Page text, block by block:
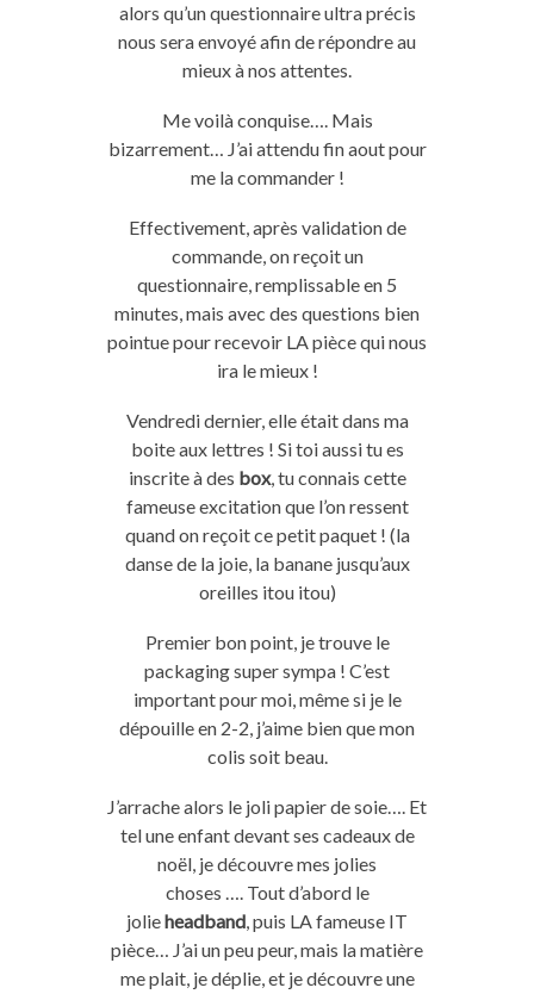
alors qu’un questionnaire ultra précis
nous sera envoyé afin de répondre au
mieux à nos attentes.
Me voilà conquise…. Mais
bizarrement… J’ai attendu fin aout pour
me la commander !
Effectivement, après validation de
commande, on reçoit un
questionnaire, remplissable en 5
minutes, mais avec des questions bien
pointue pour recevoir LA pièce qui nous
ira le mieux !
Vendredi dernier, elle était dans ma
boite aux lettres ! Si toi aussi tu es
inscrite à des box, tu connais cette
fameuse excitation que l’on ressent
quand on reçoit ce petit paquet ! (la
danse de la joie, la banane jusqu’aux
oreilles itou itou)
Premier bon point, je trouve le
packaging super sympa ! C’est
important pour moi, même si je le
dépouille en 2-2, j’aime bien que mon
colis soit beau.
J’arrache alors le joli papier de soie…. Et
tel une enfant devant ses cadeaux de
noël, je découvre mes jolies
choses …. Tout d’abord le
jolieheadband, puis LA fameuse IT
pièce… J’ai un peu peur, mais la matière
me plait, je déplie, et je découvre une